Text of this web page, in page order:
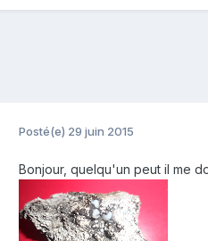
Posté(e) 29 juin 2015
Bonjour, quelqu'un peut il me